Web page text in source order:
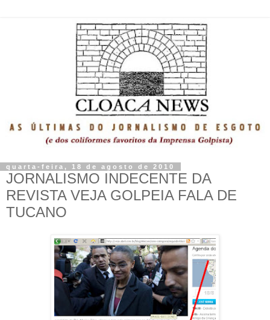
quarta-feira, 18 de agosto de 2010
JORNALISMO INDECENTE DA
REVISTA VEJA GOLPEIA FALA DE
TUCANO